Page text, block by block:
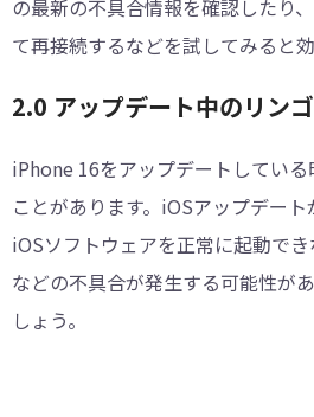
の最新の不具合情報を確認したり
て再接続するなどを試してみると
2.0 アップデート中のリン
iPhone 16をアップデートしてい
ことがあります。iOSアップデー
iOSソフトウェアを正常に起動で
などの不具合が発生する可能性が
しょう。